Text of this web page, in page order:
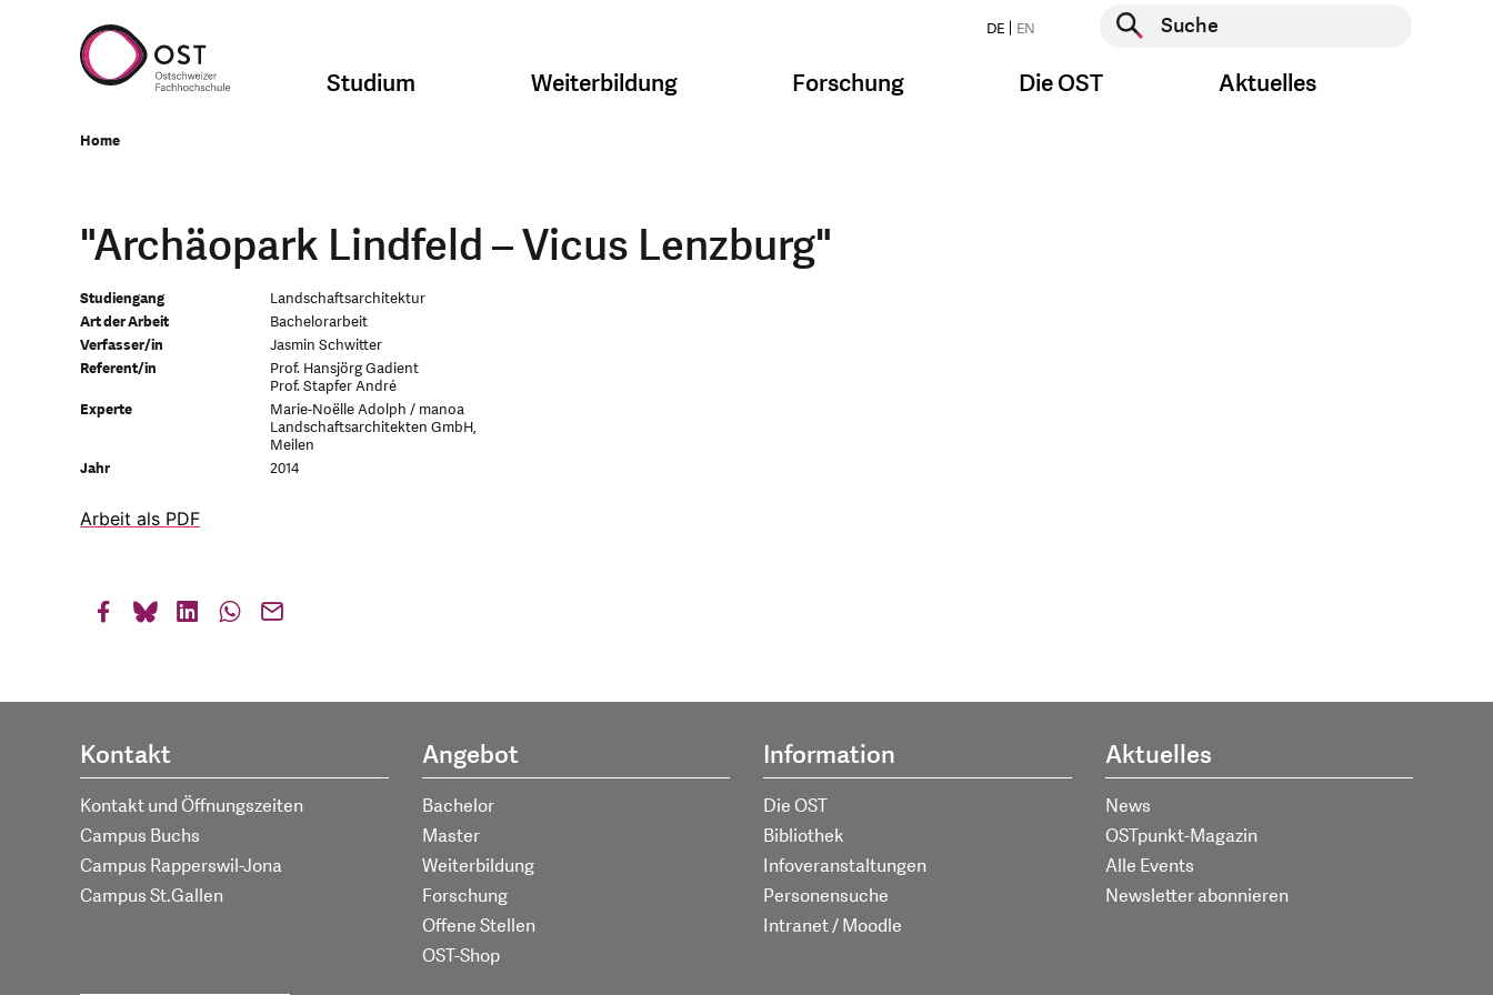
DE EN
Suche starten
Studium Weiterbildung Forschung Die OST Aktuelles
Home
"Archäopark Lindfeld – Vicus Lenzburg"
Studiengang
Landschaftsarchitektur
Art der Arbeit
Bachelorarbeit
Verfasser/in
Jasmin Schwitter
Referent/in
Prof. Hansjörg Gadient
Prof. Stapfer André
Experte
Marie-Noëlle Adolph / manoa
Landschaftsarchitekten GmbH,
Meilen
Jahr
2014
Arbeit als PDF
Kontakt
Kontakt und Öffnungszeiten
Campus Buchs
Campus Rapperswil-Jona
Campus St.Gallen
Angebot
Bachelor
Master
Weiterbildung
Forschung
Offene Stellen
OST-Shop
Information
Die OST
Bibliothek
Infoveranstaltungen
Personensuche
Intranet / Moodle
Aktuelles
News
OSTpunkt-Magazin
Alle Events
Newsletter abonnieren